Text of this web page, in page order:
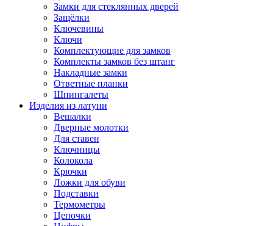
Замки для стеклянных дверей
Защёлки
Ключевины
Ключи
Комплектующие для замков
Комплекты замков без штанг
Накладные замки
Ответные планки
Шпингалеты
Изделия из латуни
Вешалки
Дверные молотки
Для ставен
Ключницы
Колокола
Крючки
Ложки для обуви
Подставки
Термометры
Цепочки